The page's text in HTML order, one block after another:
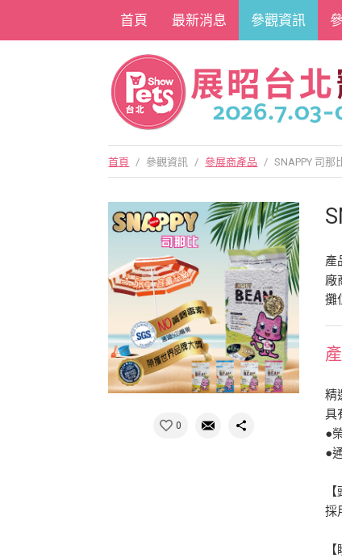
首頁 最新消息 參觀資訊
首頁 / 參觀資訊 / 參展商產品 / SNAPPY 司那
0
產
廠
攤
精
具
●
●
採